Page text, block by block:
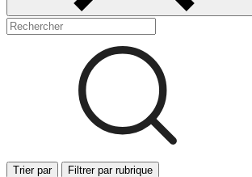
Trier par Filtrer par rubrique